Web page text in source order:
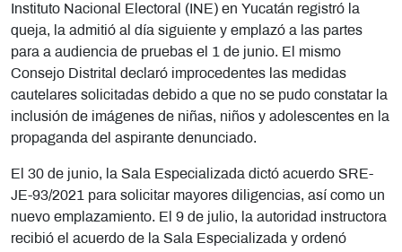
Instituto Nacional Electoral (INE) en Yucatán registró la
queja, la admitió al día siguiente y emplazó a las partes
para a audiencia de pruebas el 1 de junio. El mismo
Consejo Distrital declaró improcedentes las medidas
cautelares solicitadas debido a que no se pudo constatar la
inclusión de imágenes de niñas, niños y adolescentes en la
propaganda del aspirante denunciado.
El 30 de junio, la Sala Especializada dictó acuerdo SRE-
JE-93/2021 para solicitar mayores diligencias, así como un
nuevo emplazamiento. El 9 de julio, la autoridad instructora
recibió el acuerdo de la Sala Especializada y ordenó